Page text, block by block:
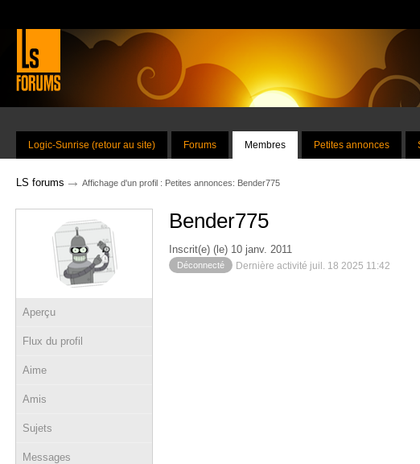
Logic-Sunrise (retour au site) Forums Membres Petites annonces
LS forums → Affichage d'un profil : Petites annonces: Bender775
Aperçu
Flux du profil
Aime
Amis
Sujets
Messages
Bender775
Inscrit(e) (le) 10 janv. 2011
Déconnecté Dernière activité juil. 18 2025 11:42